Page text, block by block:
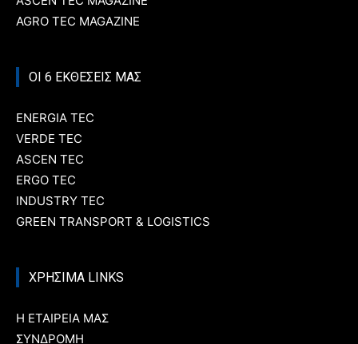
AGRO TEC MAGAZINE
ΟΙ 6 ΕΚΘΕΣΕΙΣ ΜΑΣ
ENERGIA TEC
VERDE TEC
ASCEN TEC
ERGO TEC
INDUSTRY TEC
GREEN TRANSPORT & LOGISTICS
ΧΡΗΣΙΜΑ LINKS
Η ΕΤΑΙΡΕΙΑ ΜΑΣ
ΣΥΝΔΡΟΜΗ